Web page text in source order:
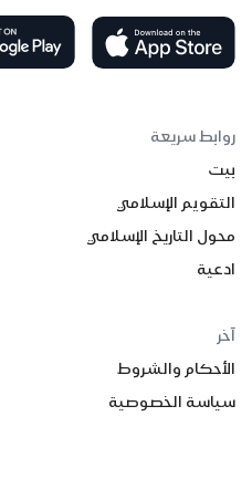
روابط سريعة
بيت
التقويم الإسلامي
محول التاريخ الإسلامي
ادعية
آخر
الأحكام والشروط
سياسة الخصوصية